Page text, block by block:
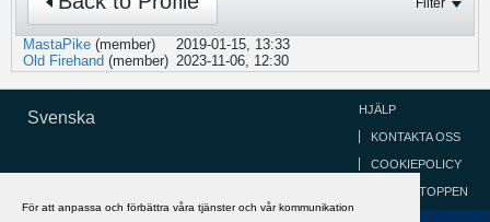
För att anpassa och förbättra våra tjänster och vår kommunikation
MastaPike (member)
2019-01-15, 13:33
Old Firehand (member) 2023-11-06, 12:30
Svenska HJÄLP
KONTAKTA OSS
COOKIEPOLICY
GÅ TILL TOPPEN